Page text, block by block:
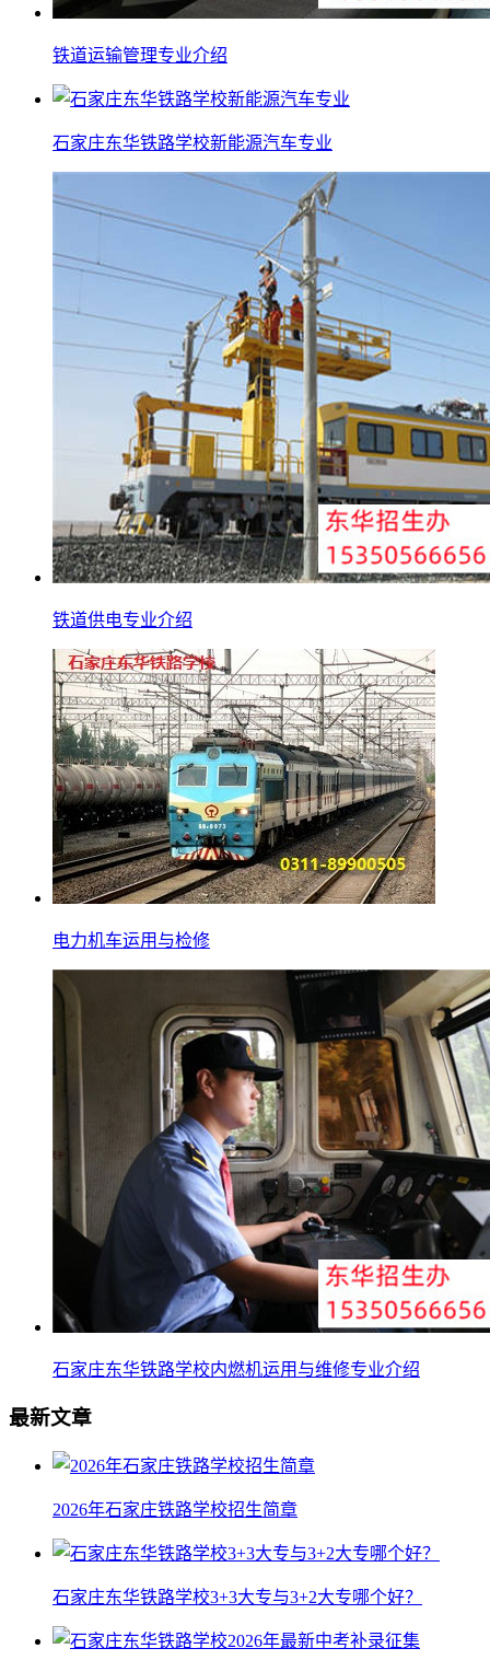
铁道运输管理专业介绍
石家庄东华铁路学校新能源汽车专业
铁道供电专业介绍
电力机车运用与检修
石家庄东华铁路学校内燃机运用与维修专业介绍
最新文章
2026年石家庄铁路学校招生简章
石家庄东华铁路学校3+3大专与3+2大专哪个好？